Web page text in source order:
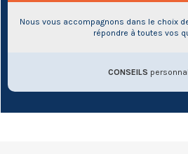
Nous vous accompagnons dans le choix
répondre à toutes vos
CONSEILS